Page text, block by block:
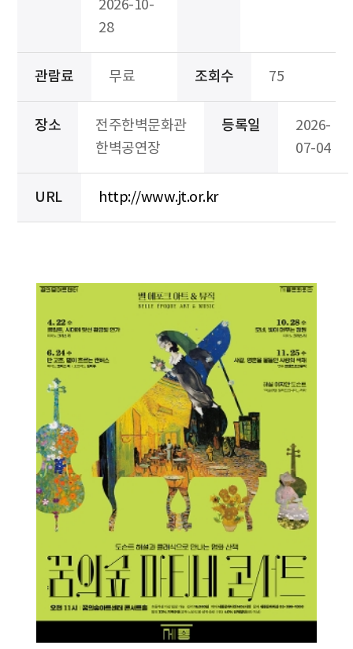
2026-10-
28
관람료 무료 조회수 75
장소
전주한벽문화관
한벽공연장
등록일
2026-
07-04
URL http://www.jt.or.kr